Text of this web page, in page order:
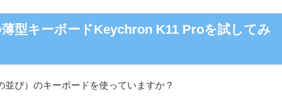
型キーボードKeychron K11 Proを試してみ
並び）のキーボードを使っていますか？